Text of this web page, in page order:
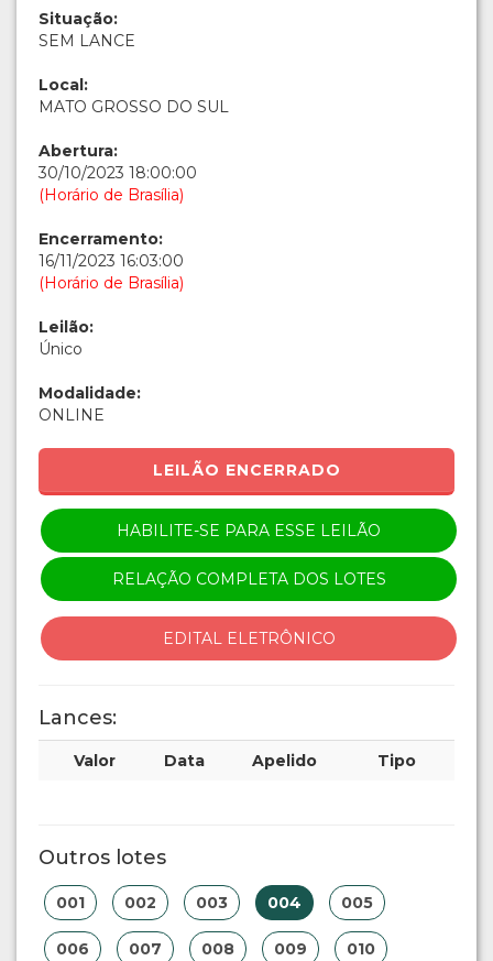
Situação:
SEM LANCE
Local:
MATO GROSSO DO SUL
Abertura:
30/10/2023 18:00:00
(Horário de Brasília)
Encerramento:
16/11/2023 16:03:00
(Horário de Brasília)
Leilão:
Único
Modalidade:
ONLINE
LEILÃO ENCERRADO
HABILITE-SE PARA ESSE LEILÃO
RELAÇÃO COMPLETA DOS LOTES
EDITAL ELETRÔNICO
Lances:
Valor Data Apelido Tipo
Outros lotes
001 002 003 004 005
006 007 008 009 010